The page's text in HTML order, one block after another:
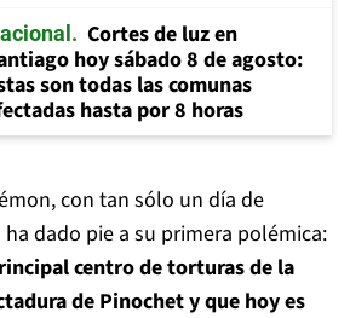
Cortes de luz en
hoy sábado 8 de agosto:
son todas las comunas
hasta por 8 horas
con tan sólo un día de
dado pie a su primera polémica:
centro de torturas de la
de Pinochet y que hoy es